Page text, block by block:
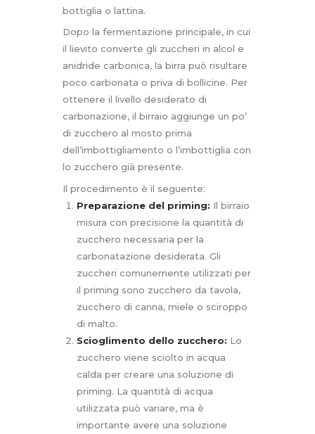
bottiglia o lattina.
Dopo la fermentazione principale, in cui
il lievito converte gli zuccheri in alcol e
anidride carbonica, la birra può risultare
poco carbonata o priva di bollicine. Per
ottenere il livello desiderato di
carbonazione, il birraio aggiunge un po’
di zucchero al mosto prima
dell’imbottigliamento o l’imbottiglia con
lo zucchero già presente.
Il procedimento è il seguente:
Preparazione del priming: Il birraio
misura con precisione la quantità di
zucchero necessaria per la
carbonatazione desiderata. Gli
zuccheri comunemente utilizzati per
il priming sono zucchero da tavola,
zucchero di canna, miele o sciroppo
di malto.
Scioglimento dello zucchero: Lo
zucchero viene sciolto in acqua
calda per creare una soluzione di
priming. La quantità di acqua
utilizzata può variare, ma è
importante avere una soluzione